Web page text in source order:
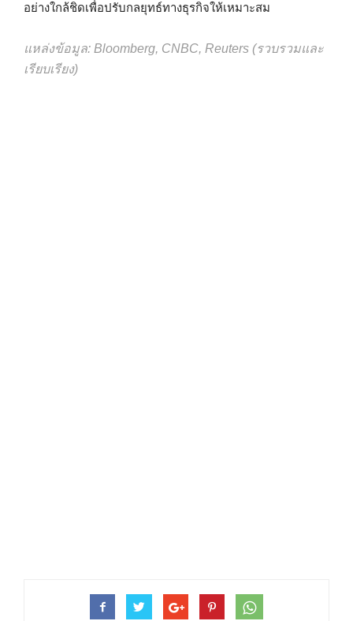
อย่างใกล้ชิดเพื่อปรับกลยุทธ์ทางธุรกิจให้เหมาะสม
แหล่งข้อมูล: Bloomberg, CNBC, Reuters (รวบรวมและ
เรียบเรียง)